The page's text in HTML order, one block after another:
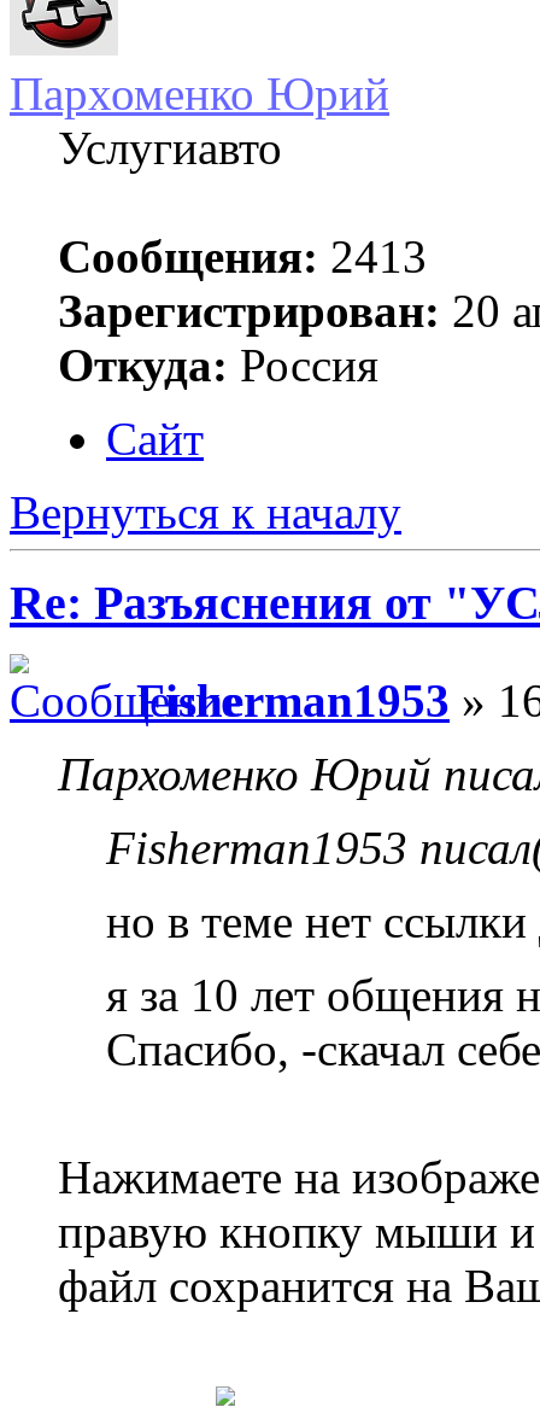
Пархоменко Юрий
Услугиавто
Сообщения: 2413
Зарегистрирован: 20
Откуда: Россия
Сайт
Вернуться к началу
Re: Разъяснения от
Fisherman1953 »
Пархоменко Юрий
Fisherman1953
но в теме нет
я за 10 лет общения
Спасибо, -скачал
Нажимаете на
правую кнопку мыши и
файл сохранится на